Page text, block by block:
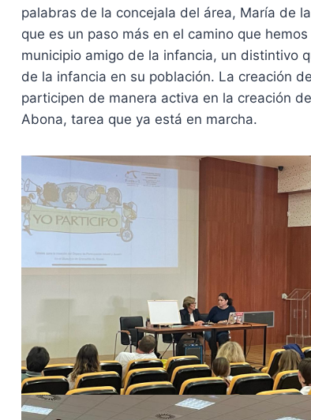
palabras de la concejala del área, María de
que es un paso más en el camino que
municipio amigo de la infancia, un distintivo
de la infancia en su población. La creación
participen de manera activa en la creación
Abona, tarea que ya está en marcha.